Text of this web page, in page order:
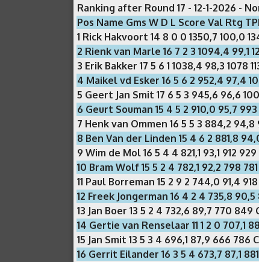
Ranking after Round 17 - 12-1-2026 -
Pos Name Gms W D L Score Val Rtg
1 Rick Hakvoort 14 8 0 0 1350,7 100,0
2 Rienk van Marle 16 7 2 3 1094,4 99,1
3 Erik Bakker 17 5 6 1 1038,4 98,3 1078
4 Maikel vd Esker 16 5 6 2 952,4 97,4
5 Geert Jan Smit 17 6 5 3 945,6 96,6
6 Geurt Souman 15 4 5 2 910,0 95,7
7 Henk van Ommen 16 5 5 3 884,2 94,8
8 Ben Van der Linden 15 4 6 2 881,8 94,0
9 Wim de Mol 16 5 4 4 821,1 93,1 912 929
10 Bram Wolf 15 5 2 4 782,1 92,2 798 781
11 Paul Borreman 15 2 9 2 744,0 91,4
12 Freek Jongerman 16 4 2 4 735,8 90,5
13 Jan Boer 13 5 2 4 732,6 89,7 770 849
14 Gertie van Renselaar 11 1 2 0 707,1
15 Jan Smit 13 5 3 4 696,1 87,9 666 786 C
16 Gerrit Eilander 16 3 5 4 673,7 87,1